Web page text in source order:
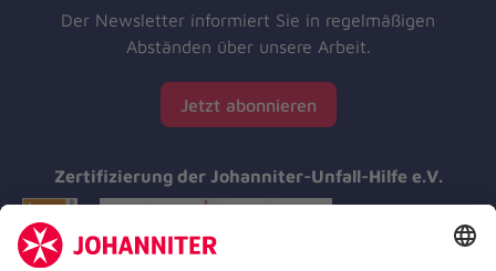
Der Newsletter informiert Sie in regelmäßigen
Abständen über unsere Arbeit.
Jetzt abonnieren
Zertifizierung der Johanniter-Unfall-Hilfe e.V.